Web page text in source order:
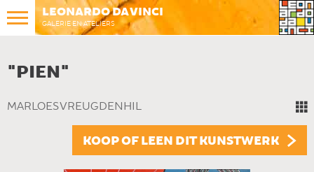
LEONARDO DA VINCI
GALERIE EN ATELIERS
"PIEN"
MARLOES VREUGDENHIL
KOOP OF LEEN DIT KUNSTWERK